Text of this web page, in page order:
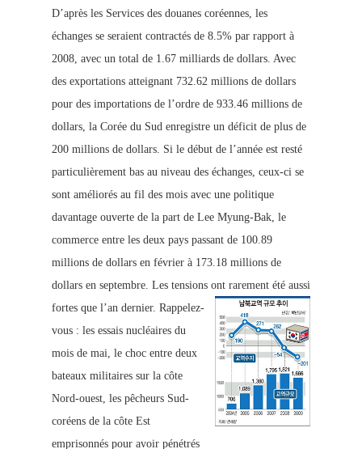
D’après les Services des douanes coréennes, les
échanges se seraient contractés de 8.5% par rapport à
2008, avec un total de 1.67 milliards de dollars. Avec
des exportations atteignant 732.62 millions de dollars
pour des importations de l’ordre de 933.46 millions de
dollars, la Corée du Sud enregistre un déficit de plus de
200 millions de dollars. Si le début de l’année est resté
particulièrement bas au niveau des échanges, ceux-ci se
sont améliorés au fil des mois avec une politique
davantage ouverte de la part de Lee Myung-Bak, le
commerce entre les deux pays passant de 100.89
millions de dollars en février à 173.18 millions de
dollars en septembre. Les tensions ont rarement été aussi
fortes que l’an dernier. Rappelez-
vous : les essais nucléaires du
mois de mai, le choc entre deux
bateaux militaires sur la côte
Nord-ouest, les pêcheurs Sud-
coréens de la côte Est
emprisonnés pour avoir pénétrés